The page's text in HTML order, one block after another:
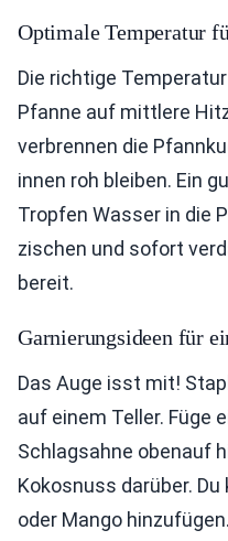
Optimale Temperatur
Die richtige
Pfanne auf mittlere
verbrennen die
innen roh bleiben. Ein
Tropfen Wasser in die
zischen und sofort
bereit.
Garnierungsideen für
Das Auge isst mit!
auf einem Teller. Füge
Schlagsahne obenauf
Kokosnuss darüber.
oder Mango